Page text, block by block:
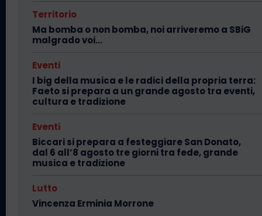
Territorio
Ma bomba o non bomba, noi arriveremo a SBiG
malgrado voi…
Eventi
I big della musica e le radici della propria terra:
Faeto si prepara a un grande agosto tra eventi,
cultura e tradizione
Eventi
Biccari si prepara a festeggiare San Donato,
dal 6 all’8 agosto tre giorni tra fede, grande
musica e tradizione
Lutto
Vincenza Erminia Morrone